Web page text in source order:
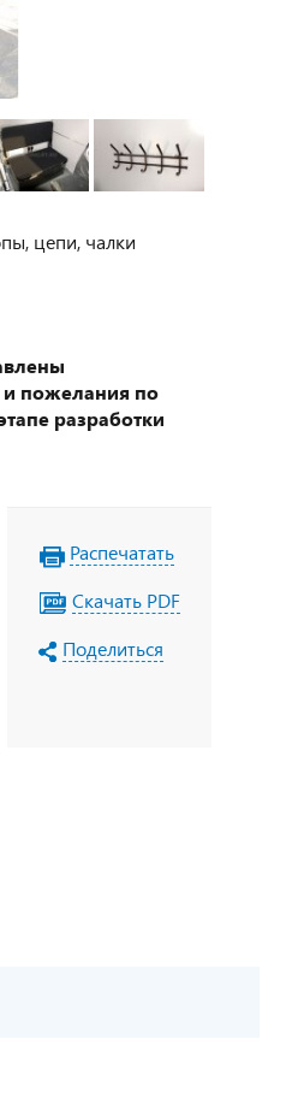
цепи, чалки
и пожелания по
разработки
Распечатать
Скачать PDF
Поделиться